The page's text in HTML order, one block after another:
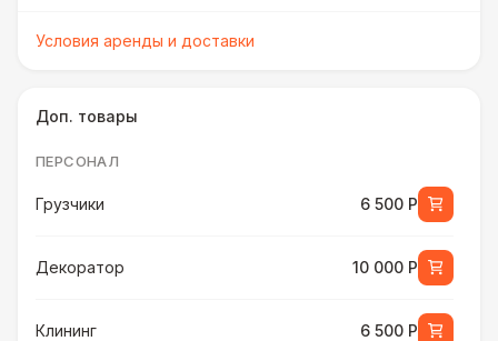
Условия аренды и доставки
Доп. товары
ПЕРСОНАЛ
Грузчики 6 500 Р
Декоратор 10 000 Р
Клининг 6 500 Р